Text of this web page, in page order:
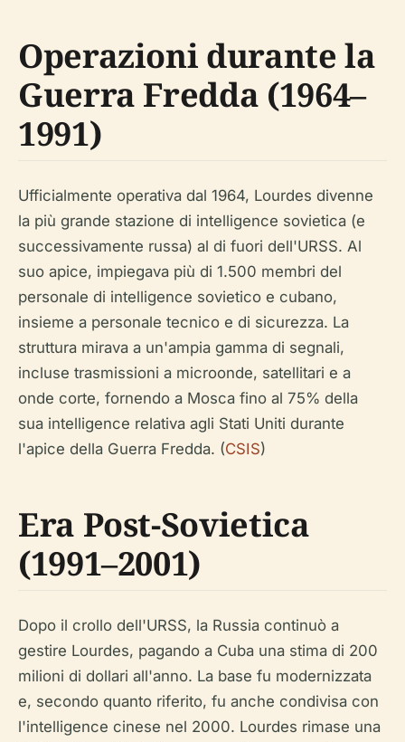
Operazioni durante la
Guerra Fredda (1964–
1991)
Ufficialmente operativa dal 1964, Lourdes divenne
la più grande stazione di intelligence sovietica (e
successivamente russa) al di fuori dell'URSS. Al
suo apice, impiegava più di 1.500 membri del
personale di intelligence sovietico e cubano,
insieme a personale tecnico e di sicurezza. La
struttura mirava a un'ampia gamma di segnali,
incluse trasmissioni a microonde, satellitari e a
onde corte, fornendo a Mosca fino al 75% della
sua intelligence relativa agli Stati Uniti durante
l'apice della Guerra Fredda. (CSIS)
Era Post-Sovietica
(1991–2001)
Dopo il crollo dell'URSS, la Russia continuò a
gestire Lourdes, pagando a Cuba una stima di 200
milioni di dollari all'anno. La base fu modernizzata
e, secondo quanto riferito, fu anche condivisa con
l'intelligence cinese nel 2000. Lourdes rimase una